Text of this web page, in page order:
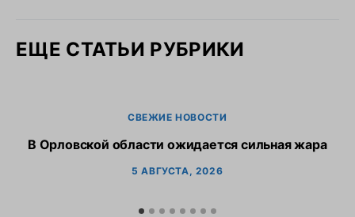
ЕЩЕ СТАТЬИ РУБРИКИ
СВЕЖИЕ НОВОСТИ
В Орловской области ожидается сильная жара
5 АВГУСТА, 2026